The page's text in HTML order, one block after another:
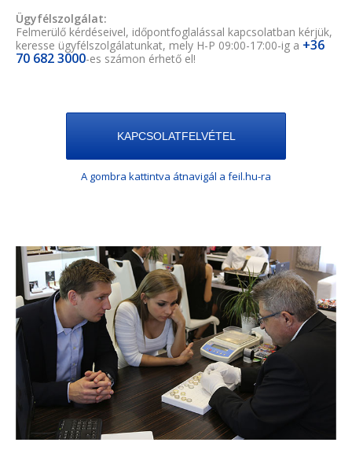
Ügyfélszolgálat:
Felmerülő kérdéseivel, időpontfoglalással kapcsolatban kérjük,
keresse ügyfélszolgálatunkat, mely H-P 09:00-17:00-ig a +36
70 682 3000-es számon érhető el!
KAPCSOLATFELVÉTEL
A gombra kattintva átnavigál a feil.hu-ra